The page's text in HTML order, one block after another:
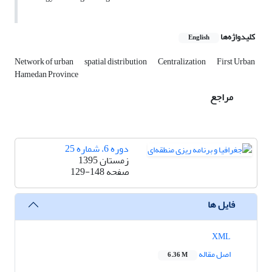
کلیدواژه‌ها English
Network of urban spatial distribution Centralization First Urban
Hamedan Province
مراجع
دوره 6، شماره 25
زمستان 1395
صفحه129-148
فایل ها
اصل مقاله
6.36 M